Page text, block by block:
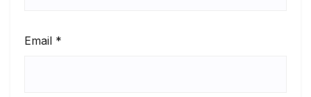
Email *